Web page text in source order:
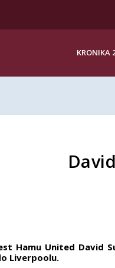
KRONIKA
Hamu United
Liverpoolu.